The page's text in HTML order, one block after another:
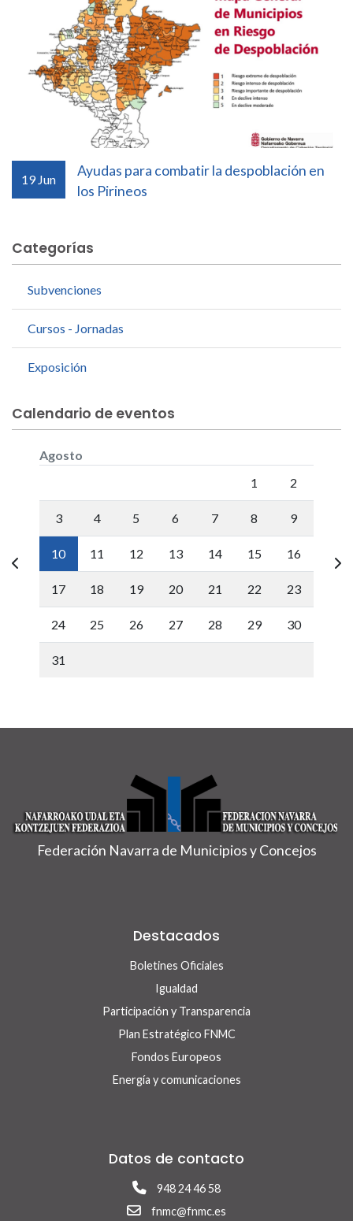
19 Jun
Ayudas para combatir la despoblación en
los Pirineos
Categorías
Subvenciones
Cursos - Jornadas
Exposición
Calendario de eventos
Agosto
1 2
3 4 5 6 7 8 9
10 11 12 13 14 15 16
17 18 19 20 21 22 23
24 25 26 27 28 29 30
31
Federación Navarra de Municipios y Concejos
Destacados
Boletines Oficiales
Igualdad
Participación y Transparencia
Plan Estratégico FNMC
Fondos Europeos
Energía y comunicaciones
Datos de contacto
948 24 46 58
fnmc@fnmc.es